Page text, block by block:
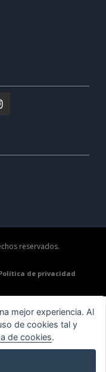
reservados.
de privacidad
mejor experiencia. Al
de cookies tal y
de cookies.